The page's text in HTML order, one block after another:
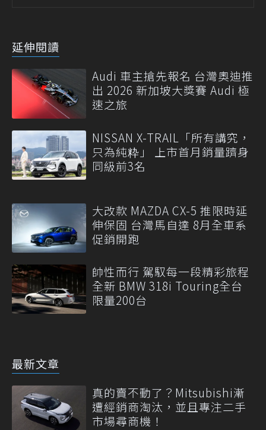
延伸閱讀
Audi 車主搶先報名 台灣奧迪推
出 2026 新加坡大獎賽 Audi 極
速之旅
NISSAN X-TRAIL「所有講究，
只為純粋」 上市首月銷量躋身
同級前3名
大改款 MAZDA CX-5 推限時延
伸保固 台灣馬自達 8月全車系
促銷開跑
帥性而行 駕馭每一段精彩旅程
全新 BMW 318i Touring全台
限量200台
最新文章
真的賣不動了？Mitsubishi漸
遭經銷商淘汰，並且專注二手
市場尋商機！